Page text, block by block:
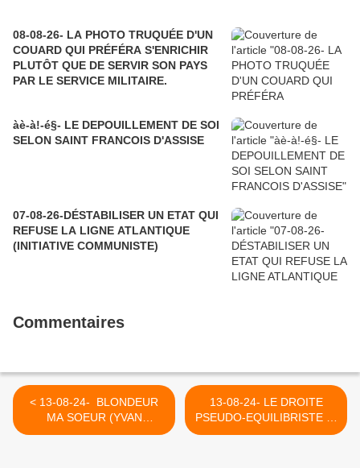
08-08-26- LA PHOTO TRUQUÉE D'UN
COUARD QUI PRÉFÉRA S'ENRICHIR
PLUTÔT QUE DE SERVIR SON PAYS
PAR LE SERVICE MILITAIRE.
àè-à!-é§- LE DEPOUILLEMENT DE SOI
SELON SAINT FRANCOIS D'ASSISE
07-08-26-DÉSTABILISER UN ETAT QUI
REFUSE LA LIGNE ATLANTIQUE
(INITIATIVE COMMUNISTE)
Commentaires
< 13-08-24- BLONDEUR
MA SOEUR (YVAN
BALCHOY)
13-08-24- LE DROITE
PSEUDO-EQUILIBRISTE A-
T-ELLE TOUJOURS